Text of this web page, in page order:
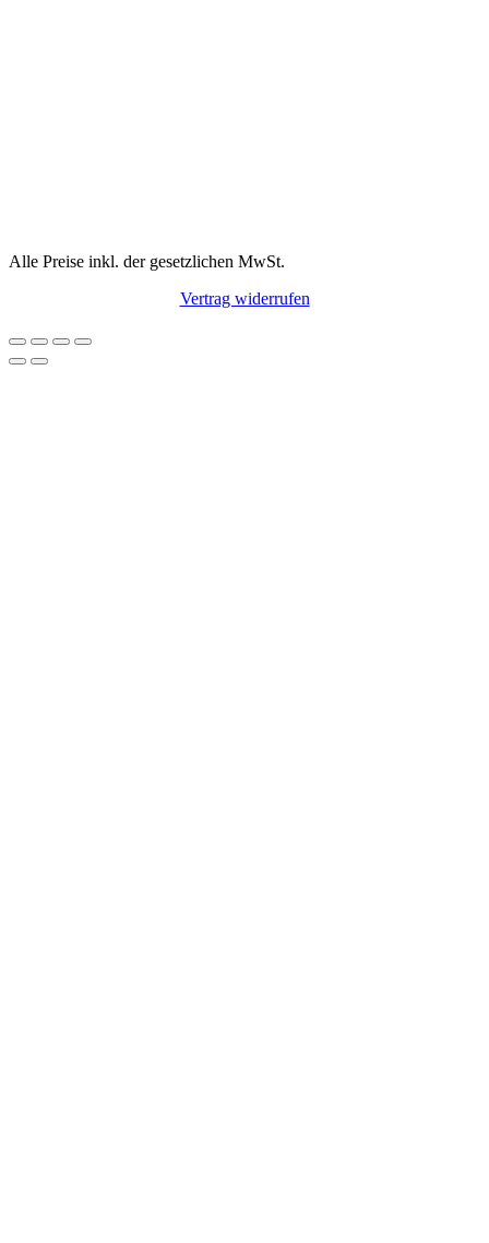
Alle Preise inkl. der gesetzlichen MwSt.
Vertrag widerrufen